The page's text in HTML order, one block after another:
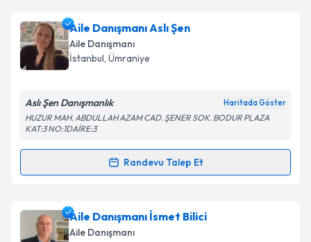
Aile Danışmanı Aslı Şen
Aile Danışmanı
İstanbul, Ümraniye
Aslı Şen Danışmanlık Haritada Göster
HUZUR MAH. ABDULLAH AZAM CAD. ŞENER SOK. BODUR PLAZA
KAT:3 NO:1DAİRE:3
Randevu Talep Et
Randevu Takvimi Talebi
Aile Danışmanı Aslı Şeniçin randevu takvimi talebi
oluşturun. Size bu uzmandan randevu almanız için bir
Aile Danışmanı İsmet Bilici
Aile Danışmanı